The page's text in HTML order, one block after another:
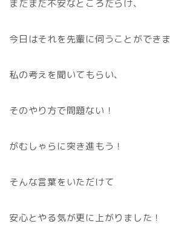
まだまだ不安なところだらけ、
今日はそれを先輩に伺うことができ
私の考えを聞いてもらい、
そのやり方で問題ない！
がむしゃらに突き進もう！
そんな言葉をいただけて
安心とやる気が更に上がりました！